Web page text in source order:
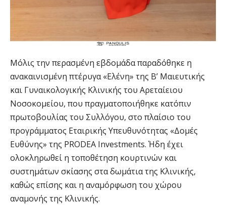
Μόλις την περασμένη εβδομάδα παραδόθηκε η
ανακαινισμένη πτέρυγα «Ελένη» της Β’ Μαιευτικής
και Γυναικολογικής Κλινικής του Αρεταίειου
Νοσοκομείου, που πραγματοποιήθηκε κατόπιν
πρωτοβουλίας του Συλλόγου, στο πλαίσιο του
προγράμματος Εταιρικής Υπευθυνότητας «Δομές
Ευθύνης» της PRODEA Investments. Ήδη έχει
ολοκληρωθεί η τοποθέτηση κουρτινών και
συστημάτων σκίασης στα δωμάτια της Κλινικής,
καθώς επίσης και η αναμόρφωση του χώρου
αναμονής της Κλινικής.